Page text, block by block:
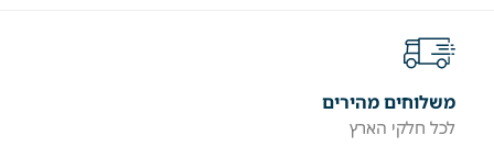
משלוחים מהירים
לכל חלקי הארץ